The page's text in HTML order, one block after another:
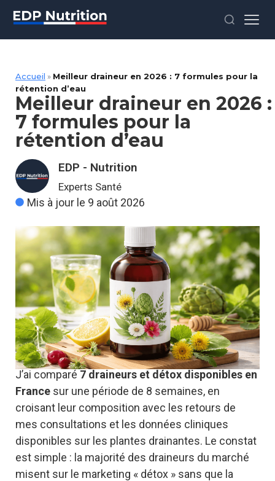
Accueil » Meilleur draineur en 2026 : 7 formules pour la
rétention d’eau
Meilleur draineur en 2026 :
7 formules pour la
rétention d’eau
EDP - Nutrition
Experts Santé
Mis à jour le 9 août 2026
J’ai comparé 7 draineurs et détox disponibles en
France sur une période de 8 semaines, en
croisant leur composition avec les retours de
mes consultations et les données cliniques
disponibles sur les plantes drainantes. Le constat
est simple : la majorité des draineurs du marché
misent sur le marketing « détox » sans que la